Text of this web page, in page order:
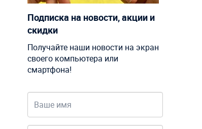
Подписка на новости, акции и
скидки
Получайте наши новости на экран
своего компьютера или
смартфона!